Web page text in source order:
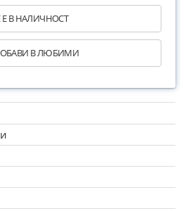
Е В НАЛИЧНОСТ
В ЛЮБИМИ